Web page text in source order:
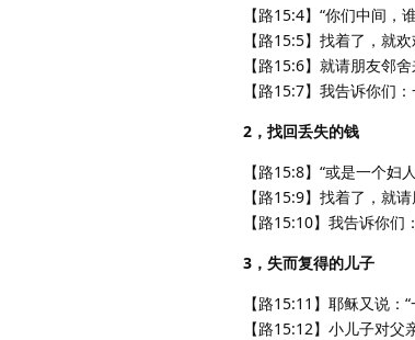
【路15:4】“你们中间
【路15:5】找着了，就
【路15:6】就请朋友邻
【路15:7】我告诉你们
2，找回丢失的钱
【路15:8】“或是一个
【路15:9】找着了，就
【路15:10】我告诉你
3，失而复得的儿子
【路15:11】耶稣又说：
【路15:12】小儿子对父